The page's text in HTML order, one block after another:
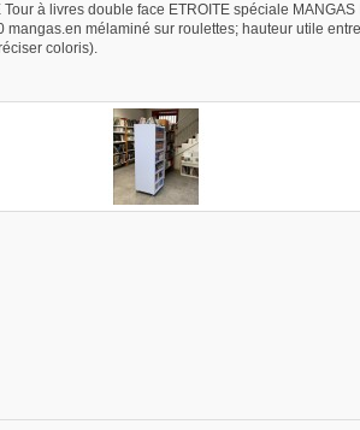
Tour à livres double face ETROITE spéciale
mangas.en mélaminé sur roulettes; hauteur utile
coloris).